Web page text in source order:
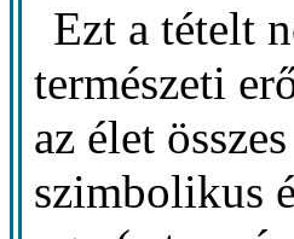
Ezt a tételt
természeti
az élet
szimbolikus